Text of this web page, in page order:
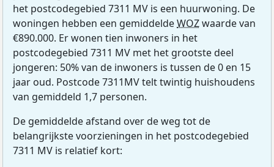
het postcodegebied 7311 MV is een huurwoning. De
woningen hebben een gemiddeldeWOZwaarde van
€890.000. Er wonen tien inwoners in het
postcodegebied 7311 MV met het grootste deel
jongeren: 50% van de inwoners is tussen de 0 en 15
jaar oud. Postcode 7311MV telt twintig huishoudens
van gemiddeld 1,7 personen.
De gemiddelde afstand over de weg tot de
belangrijkste voorzieningen in het postcodegebied
7311 MV is relatief kort: